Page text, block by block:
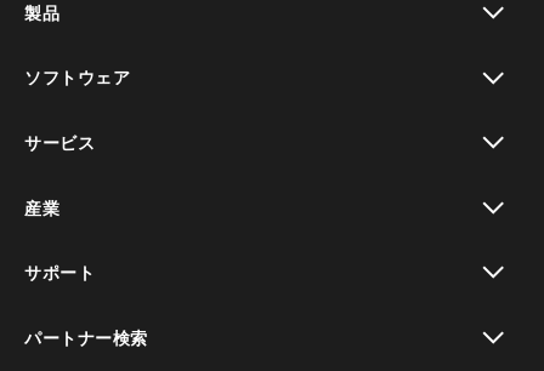
製品
ソフトウェア
サービス
産業
サポート
パートナー検索